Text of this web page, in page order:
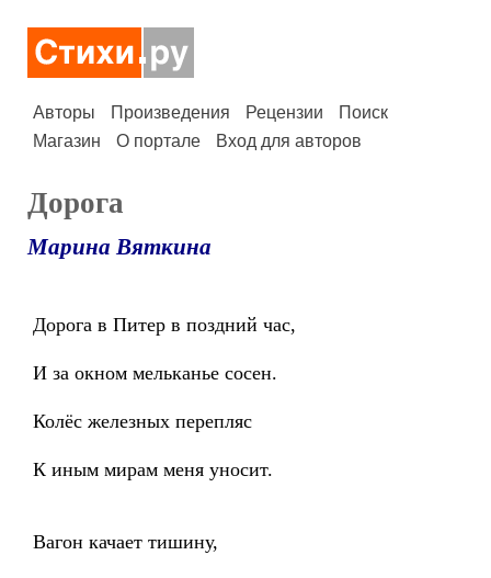
Авторы Произведения Рецензии
Поиск
Магазин
О портале Вход для авторов
Дорога
Марина Вяткина
Дорога в Питер в поздний час,
И за окном мельканье сосен.
Колёс железных перепляс
К иным мирам меня уносит.
Вагон качает тишину,